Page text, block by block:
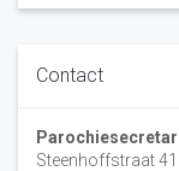
Contact
Steenhoffstraat 41